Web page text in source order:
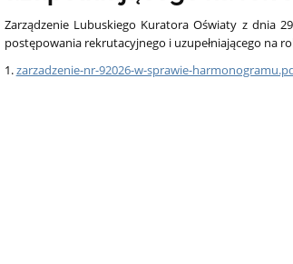
Zarządzenie Lubuskiego Kuratora Oświaty z dnia
postępowania rekrutacyjnego i uzupełniającego na
1.zarzadzenie-nr-92026-w-sprawie-